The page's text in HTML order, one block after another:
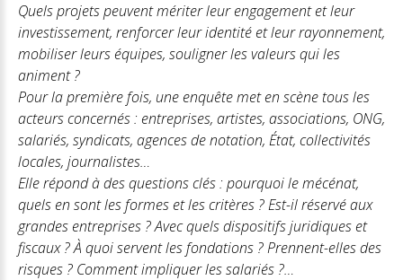
Quels projets peuvent mériter leur engagement et leur
investissement, renforcer leur identité et leur rayonnement,
mobiliser leurs équipes, souligner les valeurs qui les
animent ?
Pour la première fois, une enquête met en scène tous les
acteurs concernés : entreprises, artistes, associations, ONG,
salariés, syndicats, agences de notation, État, collectivités
locales, journalistes…
Elle répond à des questions clés : pourquoi le mécénat,
quels en sont les formes et les critères ? Est-il réservé aux
grandes entreprises ? Avec quels dispositifs juridiques et
fiscaux ? À quoi servent les fondations ? Prennent-elles des
risques ? Comment impliquer les salariés ?…